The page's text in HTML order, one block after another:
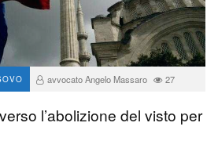
avvocato Angelo Massaro 27
l’abolizione del visto per